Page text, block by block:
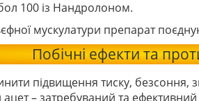
100 із Нандролоном.
мускулатури препарат
Побічні ефекти та
підвищення тиску, безсоння,
– затребуваний та